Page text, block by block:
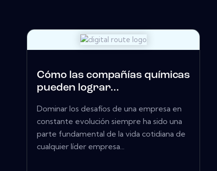
Cómo las compañías químicas
pueden lograr...
Dominar los desafíos de una empresa en
constante evolución siempre ha sido una
parte fundamental de la vida cotidiana de
cualquier líder empresa...